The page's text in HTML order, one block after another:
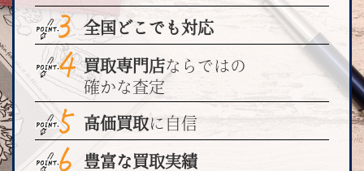
全国どこでも対応
買取専門店ならではの
確かな査定
高価買取に自信
豊富な買取実績